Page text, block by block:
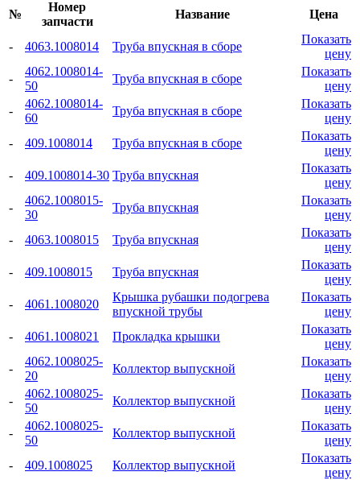
№
Номер
запчасти
Название Цена
- 4063.1008014 Труба впускная в сборе
Показать
цену
-
4062.1008014-
50
Труба впускная в сборе
Показать
цену
-
4062.1008014-
60
Труба впускная в сборе
Показать
цену
-
409.1008014 Труба впускная в сборе
Показать
цену
-
409.1008014-30 Труба впускная
Показать
цену
-
4062.1008015-
30
Труба впускная
Показать
цену
-
4063.1008015 Труба впускная
Показать
цену
-
409.1008015 Труба впускная
Показать
цену
-
4061.1008020
Крышка рубашки подогрева
впускной трубы
Показать
цену
-
4061.1008021 Прокладка крышки
Показать
цену
-
4062.1008025-
20
Коллектор выпускной
Показать
цену
-
4062.1008025-
50
Коллектор выпускной
Показать
цену
-
4062.1008025-
50
Коллектор выпускной
Показать
цену
-
409.1008025 Коллектор выпускной
Показать
цену